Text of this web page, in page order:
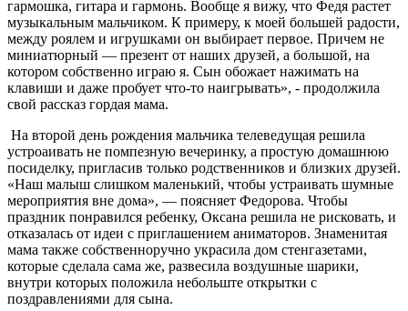
гармошка, гитара и гармонь. Вообще я вижу, что Федя растет
музыкальным мальчиком. К примеру, к моей большей радости,
между роялем и игрушками он выбирает первое. Причем не
миниатюрный — презент от наших друзей, а большой, на
котором собственно играю я. Сын обожает нажимать на
клавиши и даже пробует что-то наигрывать», - продолжила
свой рассказ гордая мама.
На второй день рождения мальчика телеведущая решила
устроаивать не помпезную вечеринку, а простую домашнюю
посиделку, пригласив только родственников и близких друзей.
«Наш малыш слишком маленький, чтобы устраивать шумные
мероприятия вне дома», — поясняет Федорова. Чтобы
праздник понравился ребенку, Оксана решила не рисковать, и
отказалась от идеи с приглашением аниматоров. Знаменитая
мама также собственноручно украсила дом стенгазетами,
которые сделала сама же, развесила воздушные шарики,
внутри которых положила небольште открытки с
поздравлениями для сына.